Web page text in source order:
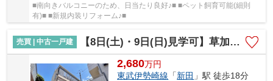
■南向きバルコニーのため、日当たり良好♪■ ■ペット飼育可能(細則
有)■ ■新規内装リフォーム♪■
売買 | 中古一戸建 【8日(土)・9日(日)見学可】草加市清門二丁目戸建
2,680万円
東武伊勢崎線 「新田 」駅 徒歩18分